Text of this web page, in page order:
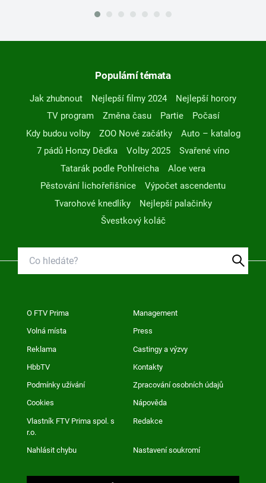
Populární témata
Jak zhubnout Nejlepší filmy 2024
Nejlepší horory
TV program
Změna času Partie
Počasí
Kdy budou volby
ZOO Nové začátky
Auto – katalog
7 pádů Honzy Dědka
Volby 2025
Svařené víno
Tatarák podle Pohlreicha
Aloe vera
Pěstování lichořeřišnice
Výpočet ascendentu
Tvarohové knedlíky
Nejlepší palačinky
Švestkový koláč
O FTV Prima Management
Volná místa Press
Reklama Castingy a výzvy
HbbTV Kontakty
Podmínky užívání Zpracování osobních údajů
Cookies Nápověda
Vlastník FTV Prima spol. s
r.o.
Redakce
Nahlásit chybu Nastavení soukromí